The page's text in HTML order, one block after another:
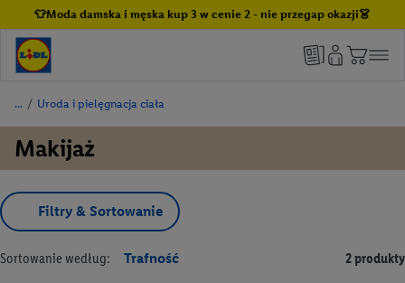
👕Moda damska i męska kup 3 w cenie 2 - nie przegap okazji👗
/ Uroda i pielęgnacja ciała
Makijaż
Filtry & Sortowanie
Sortowanie według: Trafność 2 produkty